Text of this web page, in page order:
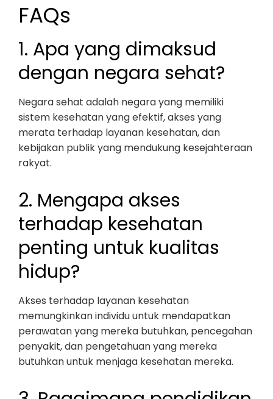
FAQs
1. Apa yang dimaksud
dengan negara sehat?
Negara sehat adalah negara yang memiliki
sistem kesehatan yang efektif, akses yang
merata terhadap layanan kesehatan, dan
kebijakan publik yang mendukung kesejahteraan
rakyat.
2. Mengapa akses
terhadap kesehatan
penting untuk kualitas
hidup?
Akses terhadap layanan kesehatan
memungkinkan individu untuk mendapatkan
perawatan yang mereka butuhkan, pencegahan
penyakit, dan pengetahuan yang mereka
butuhkan untuk menjaga kesehatan mereka.